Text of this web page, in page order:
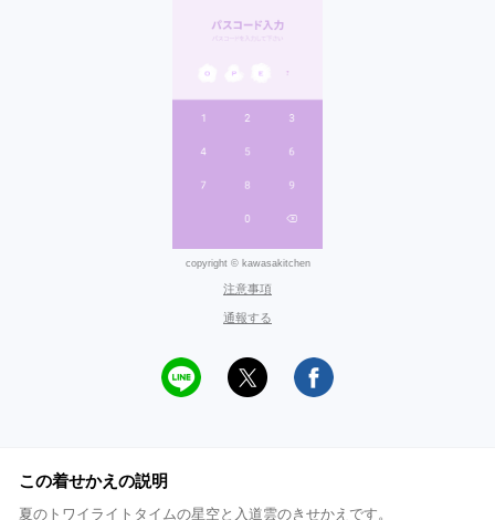
copyright © kawasakitchen
注意事項
通報する
この着せかえの説明
夏のトワイライトタイムの星空と入道雲のきせかえです。